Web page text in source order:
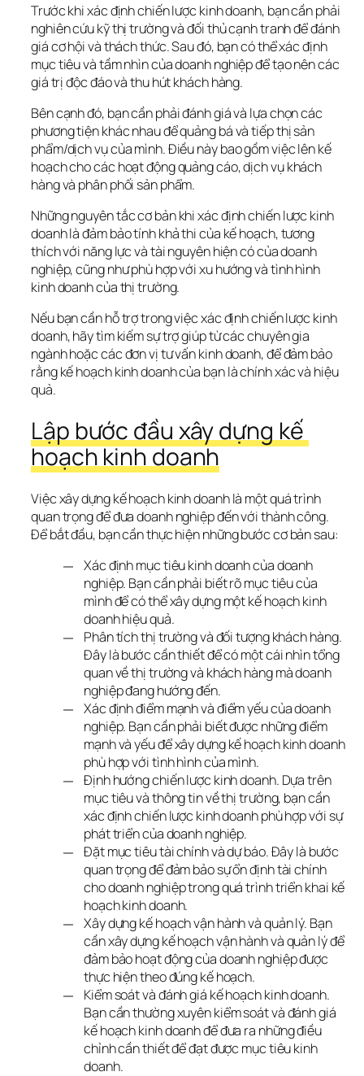
Trước khi xác định chiến lược kinh doanh, bạn cần phải
nghiên cứu kỹ thị trường và đối thủ cạnh tranh để đánh
giá cơ hội và thách thức. Sau đó, bạn có thể xác định
mục tiêu và tầm nhìn của doanh nghiệp để tạo nên các
giá trị độc đáo và thu hút khách hàng.
Bên cạnh đó, bạn cần phải đánh giá và lựa chọn các
phương tiện khác nhau để quảng bá và tiếp thị sản
phẩm/dịch vụ của mình. Điều này bao gồm việc lên kế
hoạch cho các hoạt động quảng cáo, dịch vụ khách
hàng và phân phối sản phẩm.
Những nguyên tắc cơ bản khi xác định chiến lược kinh
doanh là đảm bảo tính khả thi của kế hoạch, tương
thích với năng lực và tài nguyên hiện có của doanh
nghiệp, cũng như phù hợp với xu hướng và tình hình
kinh doanh của thị trường.
Nếu bạn cần hỗ trợ trong việc xác định chiến lược kinh
doanh, hãy tìm kiếm sự trợ giúp từ các chuyên gia
ngành hoặc các đơn vị tư vấn kinh doanh, để đảm bảo
rằng kế hoạch kinh doanh của bạn là chính xác và hiệu
quả.
Lập bước đầu xây dựng kế
hoạch kinh doanh
Việc xây dựng kế hoạch kinh doanh là một quá trình
quan trọng để đưa doanh nghiệp đến với thành công.
Để bắt đầu, bạn cần thực hiện những bước cơ bản sau:
Xác định mục tiêu kinh doanh của doanh
nghiệp. Bạn cần phải biết rõ mục tiêu của
mình để có thể xây dựng một kế hoạch kinh
doanh hiệu quả.
Phân tích thị trường và đối tượng khách hàng.
Đây là bước cần thiết để có một cái nhìn tổng
quan về thị trường và khách hàng mà doanh
nghiệp đang hướng đến.
Xác định điểm mạnh và điểm yếu của doanh
nghiệp. Bạn cần phải biết được những điểm
mạnh và yếu để xây dựng kế hoạch kinh doanh
phù hợp với tình hình của mình.
Định hướng chiến lược kinh doanh. Dựa trên
mục tiêu và thông tin về thị trường, bạn cần
xác định chiến lược kinh doanh phù hợp với sự
phát triển của doanh nghiệp.
Đặt mục tiêu tài chính và dự báo. Đây là bước
quan trọng để đảm bảo sự ổn định tài chính
cho doanh nghiệp trong quá trình triển khai kế
hoạch kinh doanh.
Xây dựng kế hoạch vận hành và quản lý. Bạn
cần xây dựng kế hoạch vận hành và quản lý để
đảm bảo hoạt động của doanh nghiệp được
thực hiện theo đúng kế hoạch.
Kiểm soát và đánh giá kế hoạch kinh doanh.
Bạn cần thường xuyên kiểm soát và đánh giá
kế hoạch kinh doanh để đưa ra những điều
chỉnh cần thiết để đạt được mục tiêu kinh
doanh.